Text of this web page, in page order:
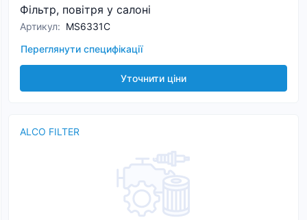
Фільтр, повітря у салоні
Артикул: MS6331C
Переглянути специфікації
Уточнити ціни
ALCO FILTER